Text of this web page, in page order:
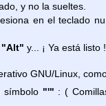
y no la sueltes.
en el teclado
"Alt" y... ¡ Ya está listo
GNU/Linux,
símbolo "'" : (